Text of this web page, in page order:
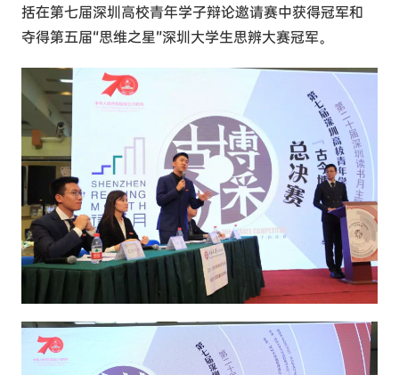
括在第七届深圳高校青年学子辩论邀请赛中获得冠军和
夺得第五届“思维之星”深圳大学生思辨大赛冠军。